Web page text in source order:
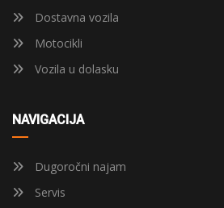
Dostavna vozila
Motocikli
Vozila u dolasku
NAVIGACIJA
Dugoročni najam
Servis